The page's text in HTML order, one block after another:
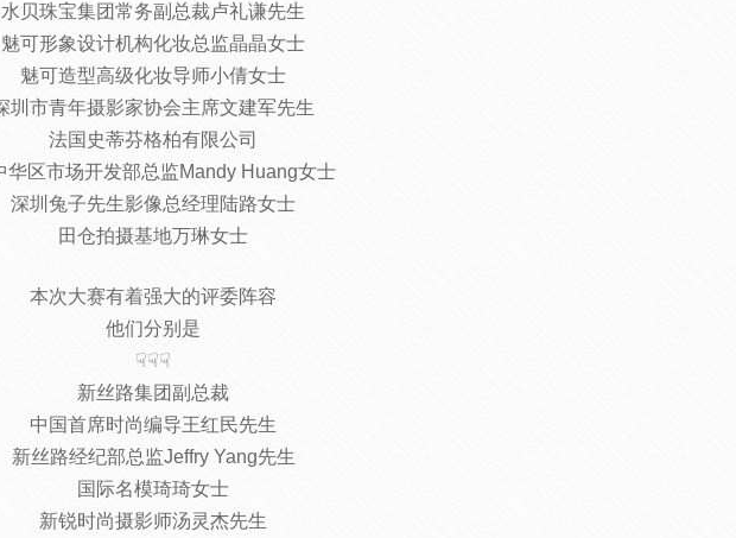
水贝珠宝集团常务副总裁卢礼谦先生
魅可形象设计机构化妆总监晶晶女士
魅可造型高级化妆导师小倩女士
圳市青年摄影家协会主席文建军先生
法国史蒂芬格柏有限公司
华区市场开发部总监Mandy Huang女士
深圳兔子先生影像总经理陆路女士
田仓拍摄基地万琳女士
本次大赛有着强大的评委阵容
他们分别是
☟☟☟
新丝路集团副总裁
中国首席时尚编导王红民先生
新丝路经纪部总监Jeffry Yang先生
国际名模琦琦女士
新锐时尚摄影师汤灵杰先生